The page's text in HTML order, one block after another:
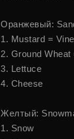
Оранжевый:
1. Mustard =
2. Ground
3. Lettuce
4. Cheese
Желтый:
1. Snow